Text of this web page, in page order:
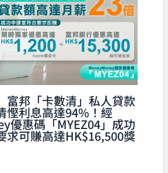
富邦「卡數清」私人貸款
慳利息高達94%！經
優惠碼「MYEZ04」成功
求可賺高達HK$16,500獎